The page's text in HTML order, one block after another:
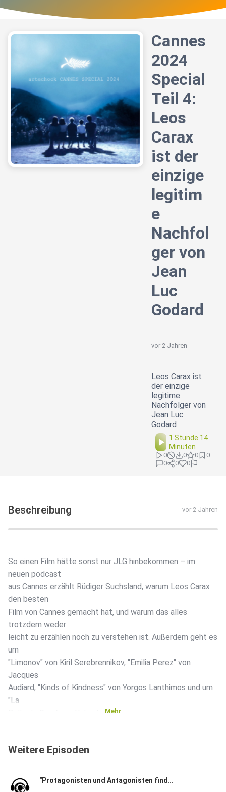
Cannes
2024
Special
Teil 4:
Leos
Carax
ist der
einzige
legitim
e
Nachfol
ger von
Jean
Luc
Godard
vor 2 Jahren
Leos Carax ist
der einzige
legitime
Nachfolger von
Jean Luc
Godard
1 Stunde 14
Minuten
0 0 0
0
0
0 0
Beschreibung vor 2 Jahren
So einen Film hätte sonst nur JLG hinbekommen – im
neuen podcast
aus Cannes erzählt Rüdiger Suchsland, warum Leos Carax
den besten
Film von Cannes gemacht hat, und warum das alles
trotzdem weder
leicht zu erzählen noch zu verstehen ist. Außerdem geht es
um
"Limonov" von Kiril Serebrennikov, "Emilia Perez" von
Jacques
Audiard, "Kinds of Kindness" von Yorgos Lanthimos und um
"La
Belle de Gaza" von Yolande Zaubermann.
Mehr
Weitere Episoden
"Protagonisten und Antagonisten finde ich langweilig"